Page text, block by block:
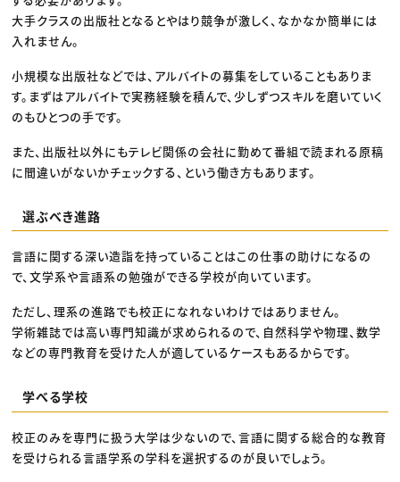
大手クラスの出版社となるとやはり競争が激しく、なかなか簡単には
入れません。
小規模な出版社などでは、アルバイトの募集をしていることもありま
す。まずはアルバイトで実務経験を積んで、少しずつスキルを磨いていく
のもひとつの手です。
また、出版社以外にもテレビ関係の会社に勤めて番組で読まれる原稿
に間違いがないかチェックする、という働き方もあります。
選ぶべき進路
言語に関する深い造詣を持っていることはこの仕事の助けになるの
で、文学系や言語系の勉強ができる学校が向いています。
ただし、理系の進路でも校正になれないわけではありません。
学術雑誌では高い専門知識が求められるので、自然科学や物理、数学
などの専門教育を受けた人が適しているケースもあるからです。
学べる学校
校正のみを専門に扱う大学は少ないので、言語に関する総合的な教育
を受けられる言語学系の学科を選択するのが良いでしょう。